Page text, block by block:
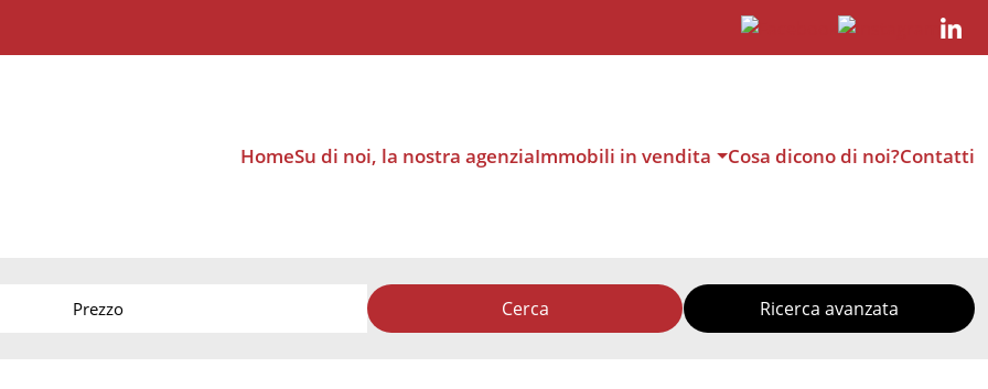
HomeSu di noi, la nostra agenziaImmobili in vendita Cosa dicono di noi?Contatti
Cerca Ricerca avanzata